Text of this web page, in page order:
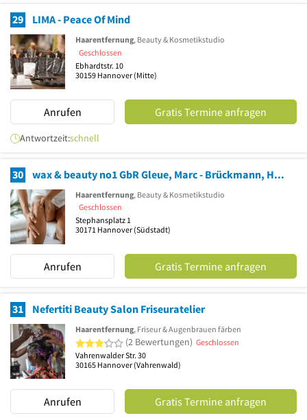
29 LIMA - Peace Of Mind
Haarentfernung, Beauty & Kosmetikstudio
Geschlossen
Ebhardtstr. 10
30159 Hannover(Mitte)
Anrufen Gratis Termine anfragen
Antwortzeit:schnell
30 wax & beauty no1 GbR Gleue, Marc - Brückmann, Hafida
Haarentfernung, Beauty & Kosmetikstudio
Geschlossen
Stephansplatz 1
30171 Hannover(Südstadt)
Anrufen Gratis Termine anfragen
31 Nefertiti Beauty Salon Friseuratelier
Haarentfernung, Friseur & Augenbrauen färben
3 von 5 Sternen
(2 Bewertungen) Geschlossen
Vahrenwalder Str. 30
30165 Hannover(Vahrenwald)
Anrufen Gratis Termine anfragen